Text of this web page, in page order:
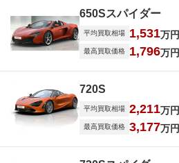
650Sスパイダー
平均買取相場 1,531万円
最高買取価格 1,796万円
720S
平均買取相場 2,211万円
最高買取価格 3,177万円